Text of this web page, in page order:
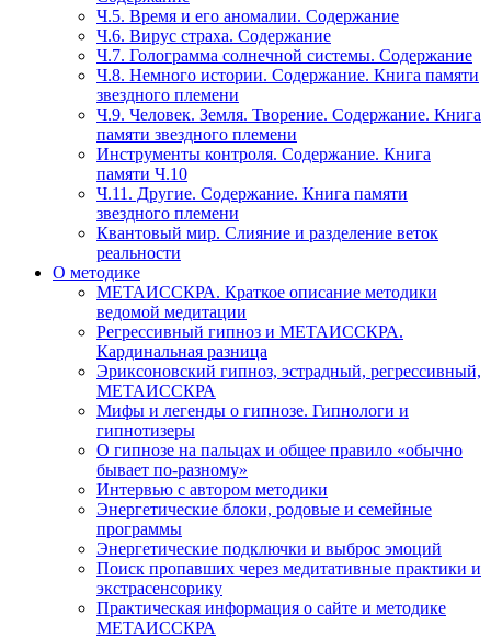
Ч.5. Время и его аномалии. Содержание
Ч.6. Вирус страха. Содержание
Ч.7. Голограмма солнечной системы. Содержание
Ч.8. Немного истории. Содержание. Книга памяти
звездного племени
Ч.9. Человек. Земля. Творение. Содержание. Книга
памяти звездного племени
Инструменты контроля. Содержание. Книга
памяти Ч.10
Ч.11. Другие. Содержание. Книга памяти
звездного племени
Квантовый мир. Слияние и разделение веток
реальности
О методике
МЕТАИССКРА. Краткое описание методики
ведомой медитации
Регрессивный гипноз и МЕТАИССКРА.
Кардинальная разница
Эриксоновский гипноз, эстрадный, регрессивный,
МЕТАИССКРА
Мифы и легенды о гипнозе. Гипнологи и
гипнотизеры
О гипнозе на пальцах и общее правило «обычно
бывает по-разному»
Интервью с автором методики
Энергетические блоки, родовые и семейные
программы
Энергетические подключки и выброс эмоций
Поиск пропавших через медитативные практики и
экстрасенсорику
Практическая информация о сайте и методике
МЕТАИССКРА